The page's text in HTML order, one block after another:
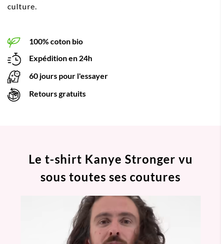
culture.
100% coton bio
Expédition en 24h
60 jours pour l'essayer
Retours gratuits
Le t-shirt Kanye Stronger vu
sous toutes ses coutures